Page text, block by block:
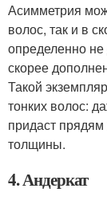
Асимметрия
волос, так и в
определенно
скорее
Такой
тонких волос:
придаст
толщины.
4. Андеркат